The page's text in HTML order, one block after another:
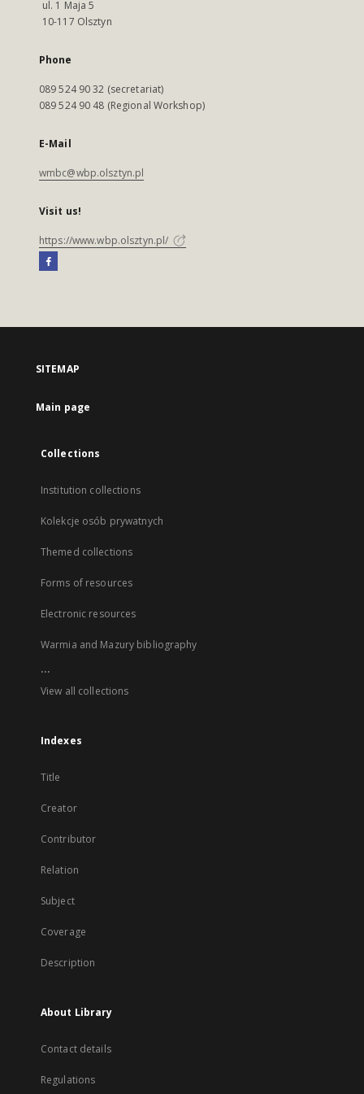
ul. 1 Maja 5
10-117 Olsztyn
Phone
089 524 90 32 (secretariat)
089 524 90 48 (Regional Workshop)
E-Mail
wmbc@wbp.olsztyn.pl
Visit us!
https://www.wbp.olsztyn.pl/
SITEMAP
Main page
Collections
Institution collections
Kolekcje osób prywatnych
Themed collections
Forms of resources
Electronic resources
Warmia and Mazury bibliography
...
View all collections
Indexes
Title
Creator
Contributor
Relation
Subject
Coverage
Description
About Library
Contact details
Regulations